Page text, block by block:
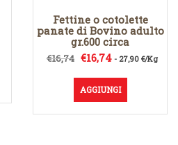
Fettine o cotolette
panate di Bovino adulto
gr.600 circa
€16,74 Il
originale
era:
€16,74.
€16,74Il
attuale
è:
€16,74.
- 27,90 €/Kg
AGGIUNGI